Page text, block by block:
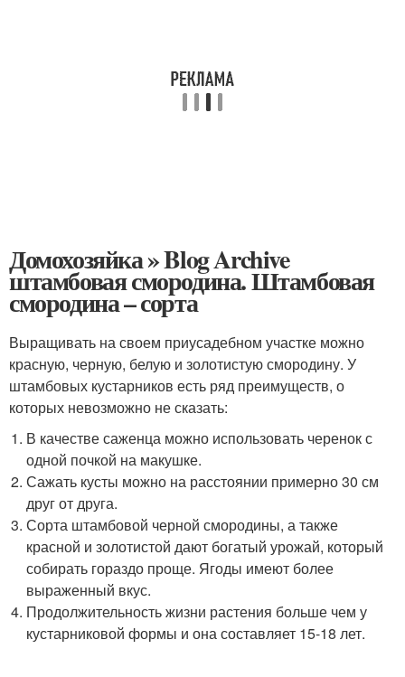
Домохозяйка » Blog Archive
штамбовая смородина. Штамбовая
смородина – сорта
Выращивать на своем приусадебном участке можно
красную, черную, белую и золотистую смородину. У
штамбовых кустарников есть ряд преимуществ, о
которых невозможно не сказать:
В качестве саженца можно использовать черенок с
одной почкой на макушке.
Сажать кусты можно на расстоянии примерно 30 см
друг от друга.
Сорта штамбовой черной смородины, а также
красной и золотистой дают богатый урожай, который
собирать гораздо проще. Ягоды имеют более
выраженный вкус.
Продолжительность жизни растения больше чем у
кустарниковой формы и она составляет 15-18 лет.